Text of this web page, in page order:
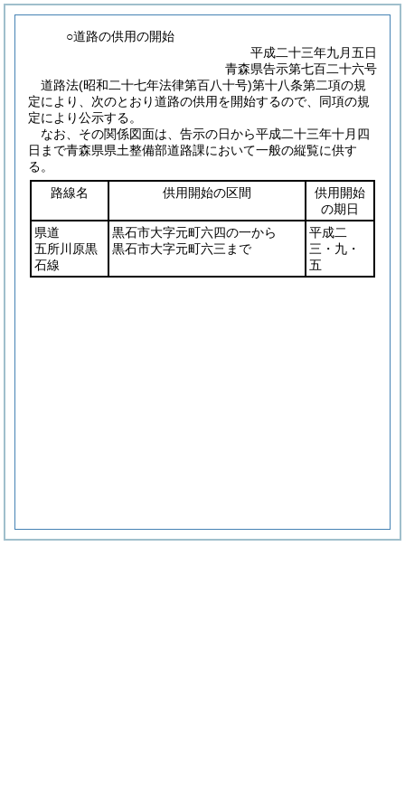
○道路の供用の開始
平成二十三年九月五日
青森県告示第七百二十六号
道路法(昭和二十七年法律第百八十号)第十八条第二項の規
定により、次のとおり道路の供用を開始するので、同項の規
定により公示する。
なお、その関係図面は、告示の日から平成二十三年十月四
日まで青森県県土整備部道路課において一般の縦覧に供す
る。
路線名
供用開始の区間
供用開始
の期日
県道
五所川原黒
石線
黒石市大字元町六四の一から
黒石市大字元町六三まで
平成二
三・九・
五